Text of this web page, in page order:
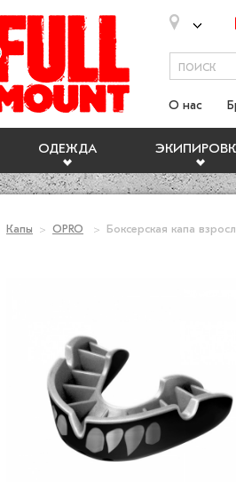
ОДЕЖДА
О нас
Капы OPRO Боксерская капа